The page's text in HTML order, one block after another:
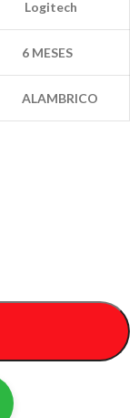
Logitech
6 MESES
ALAMBRICO